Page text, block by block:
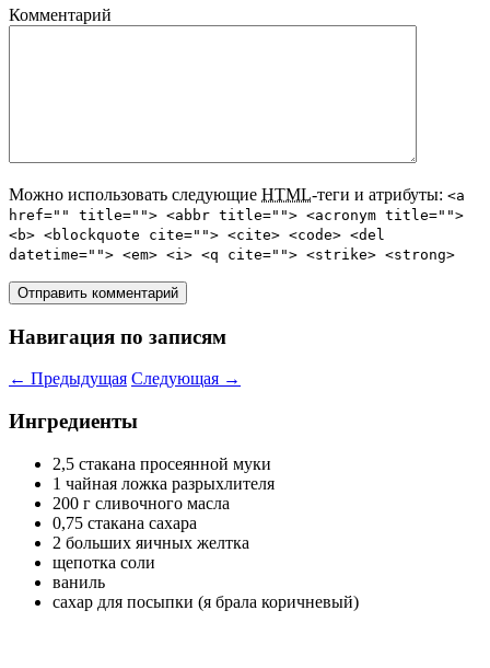
Комментарий
Можно использовать следующие HTML-теги и атрибуты: <a
href="" title=""> <abbr title=""> <acronym title="">
<b> <blockquote cite=""> <cite> <code> <del
datetime=""> <em> <i> <q cite=""> <strike> <strong>
Навигация по записям
← Предыдущая Следующая →
Ингредиенты
2,5 стакана просеянной муки
1 чайная ложка разрыхлителя
200 г сливочного масла
0,75 стакана сахара
2 больших яичных желтка
щепотка соли
ваниль
сахар для посыпки (я брала коричневый)